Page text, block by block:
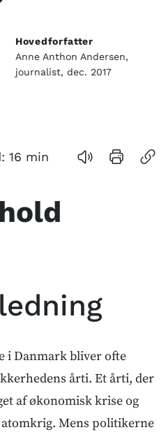
Hovedforfatter
Anne Anthon Andersen,
journalist, dec. 2017
16 min
i Danmark bliver ofte
årti. Et årti, der
af økonomisk krise og
Mens politikerne